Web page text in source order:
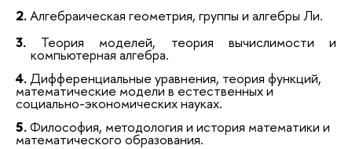
2.Алгебраическая геометрия, группы и алгебры Ли.
3. Теория моделей, теория вычислимости и
компьютерная алгебра.
4.Дифференциальные уравнения, теория функций,
математические модели в естественных и
социально-экономических науках.
5.Философия, методология и история математики и
математического образования.